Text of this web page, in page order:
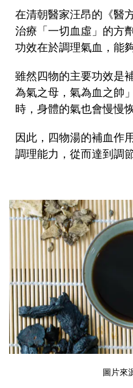
在清朝醫家汪昂的《醫
治療「一切血虛」的方
功效在於調理氣血，能
雖然四物的主要功效是
為氣之母，氣為血之帥
時，身體的氣也會慢慢恢
因此，四物湯的補血作
調理能力，從而達到調
圖片來